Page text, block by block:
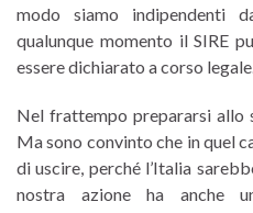
modo siamo indipendenti
qualunque momento il SIRE
essere dichiarato a corso
Nel frattempo prepararsi allo
Ma sono convinto che in quel
di uscire, perché l’Italia
nostra azione ha anche